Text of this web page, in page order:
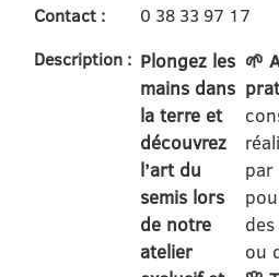
Contact :
0 38 33 97 17
Description : Plongez les
mains dans
la terre et
découvrez
l’art du
semis lors
de notre
atelier
🌱
par
ou